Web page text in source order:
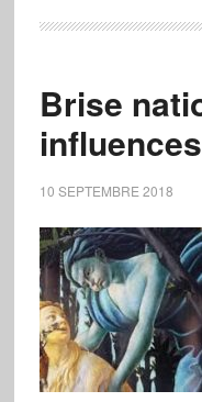
Brise
influences
10 SEPTEMBRE 2018